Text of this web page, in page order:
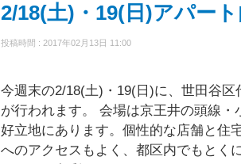
2/18(土)・19(日)アパー
投稿時間 : 2017年02月13日 11:00
今週末の2/18(土)・19(日)に、世田谷
が行われます。 会場は京王井の頭線
好立地にあります。個性的な店舗と住
へのアクセスもよく、都区内でもとく